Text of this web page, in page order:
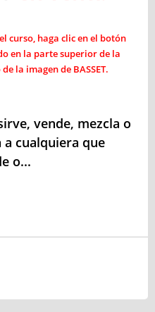
curso, haga clic en el botón
en la parte superior de la
la imagen de BASSET.
vende, mezcla o
cualquiera que
o...